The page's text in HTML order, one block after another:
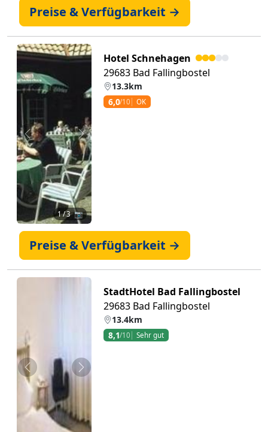
Preise & Verfügbarkeit →
Zurück Weiter
1/ 3 📷
Hotel Schnehagen
29683 Bad Fallingbostel
13.3km
6,0/10 OK
Preise & Verfügbarkeit →
Zurück Weiter
StadtHotel Bad Fallingbostel
29683 Bad Fallingbostel
13.4km
8,1/10 Sehr gut